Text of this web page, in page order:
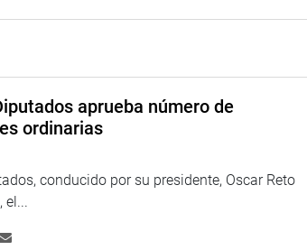
de varios de los partidos políticos
parlamentaria: Fuerza Popular,
Acción Popular y Frente Amplio por
a todos los peruanos y es la casa de la
Palma
artísticas y la nota festiva la puso la
aprueba número de
ordinarias
conducido por su presidente, Oscar Reto
el...